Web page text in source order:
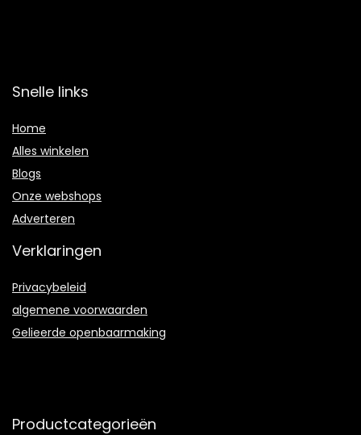
Snelle links
Home
Alles winkelen
Blogs
Onze webshops
Adverteren
Verklaringen
Privacybeleid
algemene voorwaarden
Gelieerde openbaarmaking
Productcategorieën